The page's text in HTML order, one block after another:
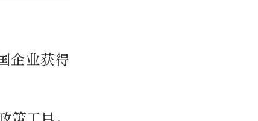
企业获得